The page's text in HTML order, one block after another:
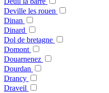
Deville les rouen
Dinan
Dinard
Dol de bretagne
Domont
Douarnenez
Dourdan
Drancy
Draveil